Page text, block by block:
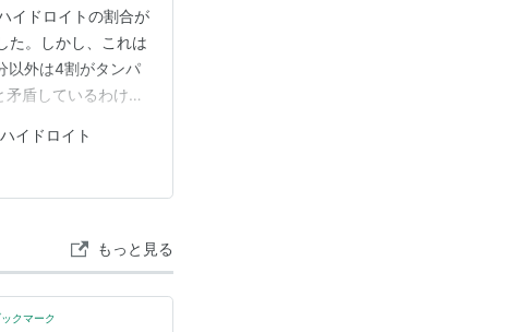
イドロイトの割合が
た。しかし、これは
以外は4割がタンパ
盾しているわけで
イドロイト
もっと見る
ックマーク